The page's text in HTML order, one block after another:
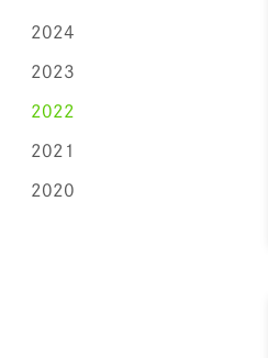
2024
2023
2022
2021
2020